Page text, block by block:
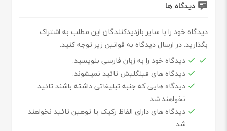
دیدگاه ها
دیدگاه خود را با سایر بازدیدکنندگان این مطلب به اشتراک
بگذارید. در ارسال دیدگاه به قوانین زیر توجه کنید.
دیدگاه خود را به زبان فارسی بنویسید.
دیدگاه های فینگلیش تائید نمیشوند.
دیدگاه هایی که جنبه تبلیغاتی داشته باشند تائید
نخواهند شد.
دیدگاه های دارای الفاظ رکیک یا توهین تائید نخواهند
شد.